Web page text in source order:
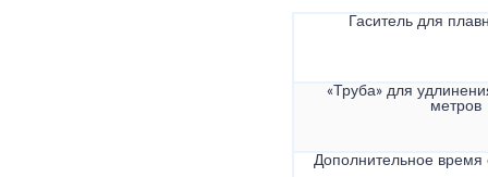
Гаситель для
«Труба» для
метров
Дополнительное